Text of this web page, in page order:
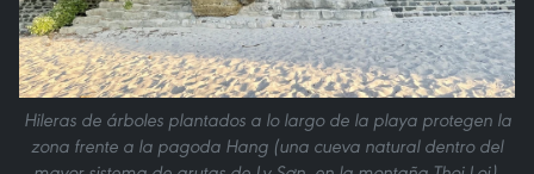
Hileras de árboles plantados a lo largo de la playa protegen la
zona frente a la pagoda Hang (una cueva natural dentro del